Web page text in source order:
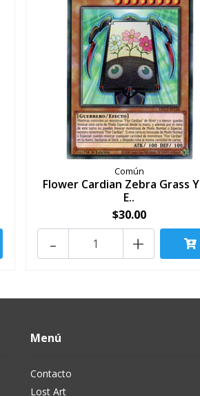
Común
Flower Cardian Zebra Grass
E..
$30.00
+
-
Menú
Contacto
Lost Art